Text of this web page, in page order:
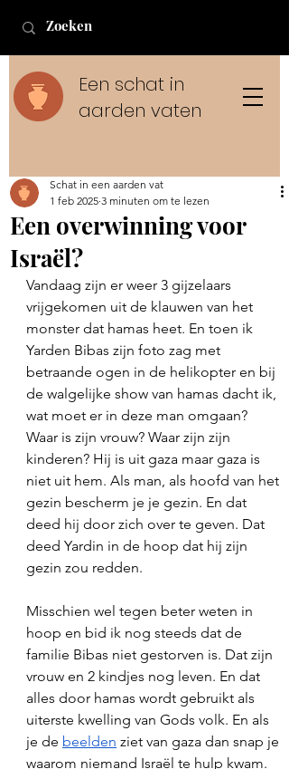
Een schat in
aarden vaten
Een overwinning voor
Israël?
Schat in een aarden vat
1 feb 2025 3 minuten om te lezen
Vandaag zijn er weer 3 gijzelaars
vrijgekomen uit de klauwen van het
monster dat hamas heet. En toen ik
Yarden Bibas zijn foto zag met
betraande ogen in de helikopter en bij
de walgelijke show van hamas dacht ik,
wat moet er in deze man omgaan?
Waar is zijn vrouw? Waar zijn zijn
kinderen? Hij is uit gaza maar gaza is
niet uit hem. Als man, als hoofd van het
gezin bescherm je je gezin. En dat
deed hij door zich over te geven. Dat
deed Yardin in de hoop dat hij zijn
gezin zou redden.
Misschien wel tegen beter weten in
hoop en bid ik nog steeds dat de
familie Bibas niet gestorven is. Dat zijn
vrouw en 2 kindjes nog leven. En dat
alles door hamas wordt gebruikt als
uiterste kwelling van Gods volk. En als
je de beelden ziet van gaza dan snap je
waarom niemand Israël te hulp kwam.